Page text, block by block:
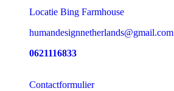
Locatie Bing Farmhouse
humandesignnetherlands@gmail.com
0621116833
Contactformulier